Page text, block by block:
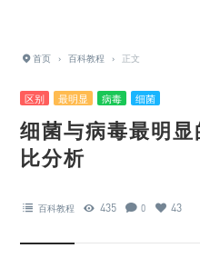
首页 › 百科教程 › 正文
区别 最明显 病毒 细菌
细菌与病毒最明
比分析
百科教程 435 0 43